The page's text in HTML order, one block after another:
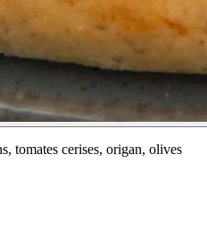
tomates cerises, origan, olives